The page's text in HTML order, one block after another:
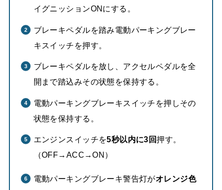
イグニッションONにする。
ブレーキペダルを踏み電動パーキングブレー
キスイッチを押す。
ブレーキペダルを放し、アクセルペダルを全
開まで踏込みその状態を保持する。
電動パーキングブレーキスイッチを押しその
状態を保持する。
エンジンスイッチを5秒以内に3回押す。
（OFF→ACC→ON）
電動パーキングブレーキ警告灯がオレンジ色